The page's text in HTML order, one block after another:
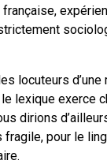
locuteurs
lexique exerce
dirions
fragile, pour le